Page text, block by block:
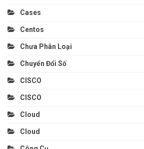
Cases
Centos
Chưa Phân Loại
Chuyển Đổi Số
CISCO
CISCO
Cloud
Cloud